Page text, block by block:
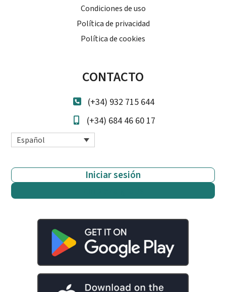
Condiciones de uso
Política de privacidad
Política de cookies
CONTACTO
(+34) 932 715 644
(+34) 684 46 60 17
Español
Iniciar sesión